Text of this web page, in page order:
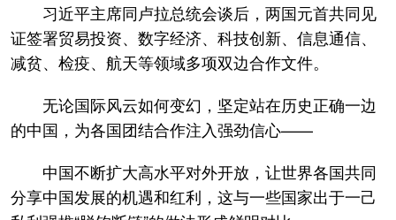
习近平主席同卢拉总统会谈后，两国元首共同见
证签署贸易投资、数字经济、科技创新、信息通信、
减贫、检疫、航天等领域多项双边合作文件。
无论国际风云如何变幻，坚定站在历史正确一边
的中国，为各国团结合作注入强劲信心——
中国不断扩大高水平对外开放，让世界各国共同
分享中国发展的机遇和红利，这与一些国家出于一己